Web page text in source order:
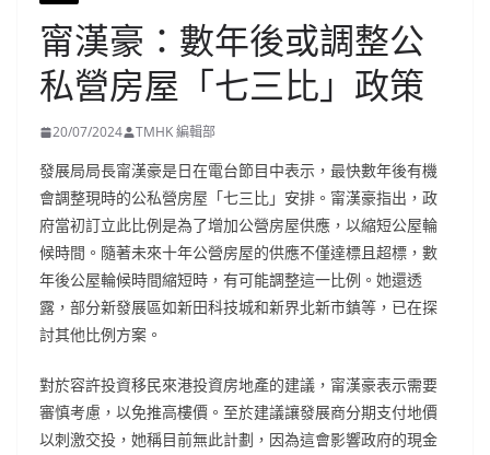
甯漢豪：數年後或調整公
私營房屋「七三比」政策
20/07/2024 TMHK 編輯部
發展局局長甯漢豪是日在電台節目中表示，最快數年後有機
會調整現時的公私營房屋「七三比」安排。甯漢豪指出，政
府當初訂立此比例是為了增加公營房屋供應，以縮短公屋輪
候時間。隨著未來十年公營房屋的供應不僅達標且超標，數
年後公屋輪候時間縮短時，有可能調整這一比例。她還透
露，部分新發展區如新田科技城和新界北新市鎮等，已在探
討其他比例方案。
對於容許投資移民來港投資房地產的建議，甯漢豪表示需要
審慎考慮，以免推高樓價。至於建議讓發展商分期支付地價
以刺激交投，她稱目前無此計劃，因為這會影響政府的現金